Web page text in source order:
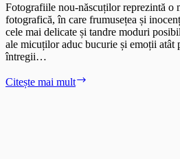
Fotografiile nou-născuților reprezintă o
fotografică, în care frumusețea și
cele mai delicate și tandre moduri
ale micuților aduc bucurie și emoții atât
întregii…
Citește mai mult